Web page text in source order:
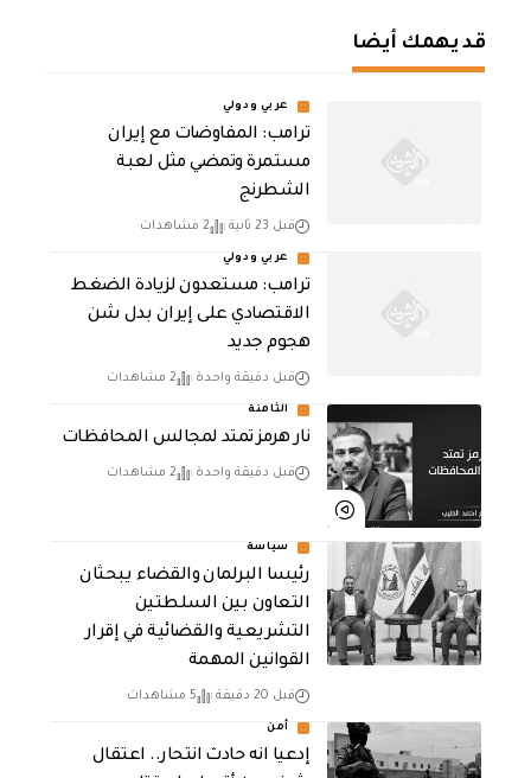
قد يهمك أيضا
عربي ودولي
‏ترامب: المفاوضات مع إيران
مستمرة وتمضي مثل لعبة
الشطرنج
قبل 23 ثانية 2 مشاهدات
عربي ودولي
‏ترامب: مستعدون لزيادة الضغط
الاقتصادي على إيران بدل شن
هجوم جديد
قبل دقيقة واحدة 2 مشاهدات
الثامنة
نار هرمز تمتد لمجالس المحافظات
قبل دقيقة واحدة 2 مشاهدات
سياسة
رئيسا البرلمان والقضاء يبحثان
التعاون بين السلطتين
التشريعية والقضائية في إقرار
القوانين المهمة
قبل 20 دقيقة 5 مشاهدات
أمن
إدعيا انه حادث انتحار.. اعتقال